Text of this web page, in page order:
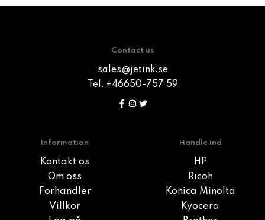
Contact us
sales@jetink.se
Tel. +46650-757 59
Information
Kontakt os
Om oss
Forhandler
Villkor
Handle ind
HP
Ricoh
Konica Minolta
Kyocera